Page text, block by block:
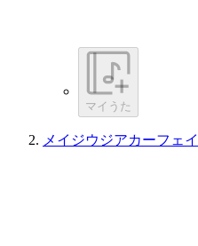
マイうた
メイジウジアカーフェイ